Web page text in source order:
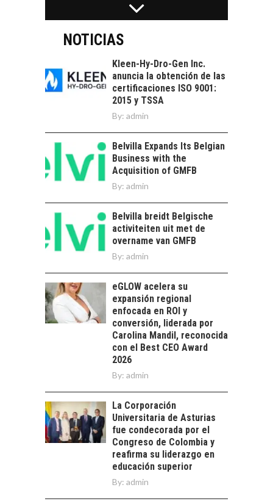
servicios digitales en
Chile:…
TURISMO EN EL
DESIERTO DE
ATACAMA:
OPORTUNIDADES
PARA EL
DESARROLLO LOCAL
El Desierto de
Atacama: Motor
Estratégico para el
LA INDUSTRIA
FRENTE AL DESAFÍO
DE LA
SOSTENIBILIDAD
Minería chilena: un
el reto ineludible de…
CHILE COMO HUB
TECNOLÓGICO DE
AMÉRICA LATINA:
AVANCES Y DESAFÍOS
Chile como hub
tecnológico de
América Latina:
avances y desafíos…
LA
TRANSFORMACIÓN
DE LOS RECURSOS
HUMANOS EN LAS
EMPRESAS
CHILENAS
estratégica de los
recursos humanos en
las empresas…
FINANCIAMIENTO
PARA PYMES EN
CHILE:
ALTERNATIVAS MÁS
ALLÁ DEL CRÉDITO
BANCARIO
Financiamiento para
NOTICIAS
Kleen-Hy-Dro-Gen Inc.
anuncia la obtención de las
certificaciones ISO 9001:
2015 y TSSA
By: admin
Belvilla Expands Its Belgian
Business with the
Acquisition of GMFB
By: admin
Belvilla breidt Belgische
activiteiten uit met de
overname van GMFB
By: admin
eGLOW acelera su
expansión regional
enfocada en ROI y
conversión, liderada por
Carolina Mandil, reconocida
con el Best CEO Award
2026
By: admin
La Corporación
Universitaria de Asturias
fue condecorada por el
Congreso de Colombia y
reafirma su liderazgo en
educación superior
By: admin